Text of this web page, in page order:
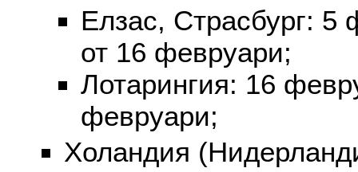
Елзас, Страсбург:
от 16 февруари;
Лотарингия: 16
февруари;
Холандия